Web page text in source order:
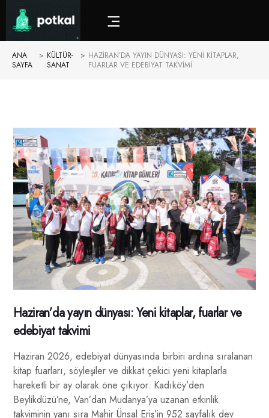
ANA
SAYFA
> KÜLTÜR-
SANAT
> HAZIRAN’DA YAYIN DÜNYASI: YENI KITAPLAR,
FUARLAR VE EDEBIYAT TAKVIMI
Haziran’da yayın dünyası: Yeni kitaplar, fuarlar ve
edebiyat takvimi
Haziran 2026, edebiyat dünyasında birbiri ardına sıralanan
kitap fuarları, söyleşiler ve dikkat çekici yeni kitaplarla
hareketli bir ay olarak öne çıkıyor. Kadıköy’den
Beylikdüzü’ne, Van’dan Mudanya’ya uzanan etkinlik
takviminin yanı sıra Mahir Ünsal Eriş’in 952 sayfalık dev